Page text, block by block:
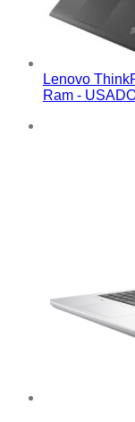
Lenovo
Ram -